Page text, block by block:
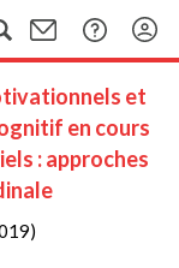
et
en cours
: approches